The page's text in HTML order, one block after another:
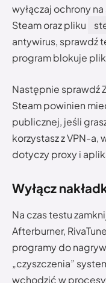
wyłączaj ochrony
Steam oraz pliku
antywirus, sprawdź
program blokuje
Następnie sprawdź
Steam powinien
publicznej, jeśli
korzystasz z VPN-a,
dotyczy proxy i
Wyłącz
Na czas testu
Afterburner,
programy do
„czyszczenia”
wchodzić w